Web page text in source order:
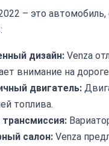
– это
дизайн: Venza
внимание на
двигатель:
топлива.
трансмиссия:
салон: Venza